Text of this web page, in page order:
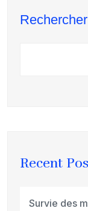
Rechercher
Recent
Survie des